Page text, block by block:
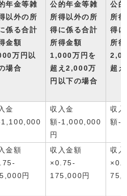
年金等雑
以外の所
係る合計
金額
万円以
場合
公的年金等雑
所得以外の所
得に係る合計
所得金額
1,000万円を
超え2,000万
円以下の場合
公
所
得
所
超
金
1,100,000
収入金
額-1,000,000
円
収
額-
金額
円
収入金額
×0.75-
175,000円
収